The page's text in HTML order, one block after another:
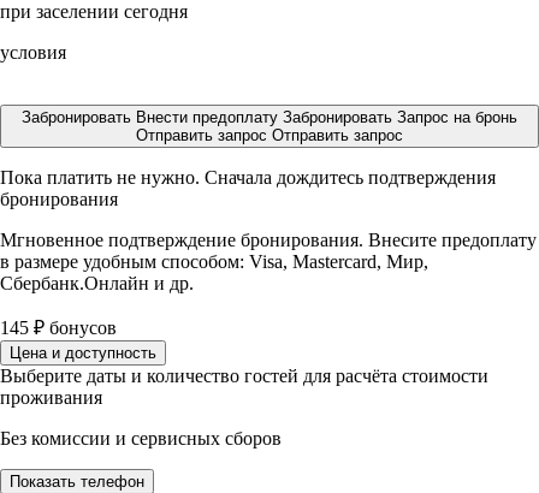
при заселении сегодня
условия
Забронировать Внести предоплату Забронировать Запрос на бронь
Отправить запрос Отправить запрос
Пока платить не нужно. Сначала дождитесь подтверждения
бронирования
Мгновенное подтверждение бронирования. Внесите предоплату
в размере удобным способом: Visa, Mastercard, Мир,
Сбербанк.Онлайн и др.
145 ₽ бонусов
Цена и доступность
Выберите даты и количество гостей для расчёта стоимости
проживания
Без комиссии и сервисных сборов
Показать телефон